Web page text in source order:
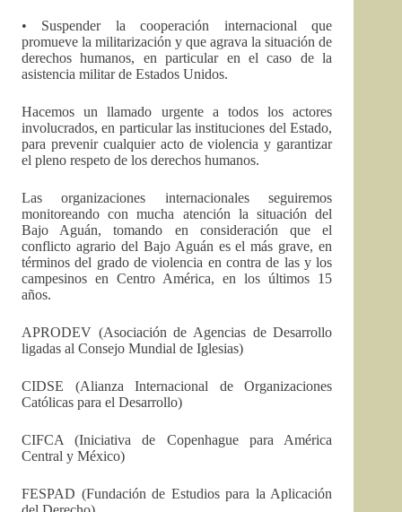
• Suspender la cooperación internacional que
promueve la militarización y que agrava la situación de
derechos humanos, en particular en el caso de la
asistencia militar de Estados Unidos.
Hacemos un llamado urgente a todos los actores
involucrados, en particular las instituciones del Estado,
para prevenir cualquier acto de violencia y garantizar
el pleno respeto de los derechos humanos.
Las organizaciones internacionales seguiremos
monitoreando con mucha atención la situación del
Bajo Aguán, tomando en consideración que el
conflicto agrario del Bajo Aguán es el más grave, en
términos del grado de violencia en contra de las y los
campesinos en Centro América, en los últimos 15
años.
APRODEV (Asociación de Agencias de Desarrollo
ligadas al Consejo Mundial de Iglesias)
CIDSE (Alianza Internacional de Organizaciones
Católicas para el Desarrollo)
CIFCA (Iniciativa de Copenhague para América
Central y México)
FESPAD (Fundación de Estudios para la Aplicación